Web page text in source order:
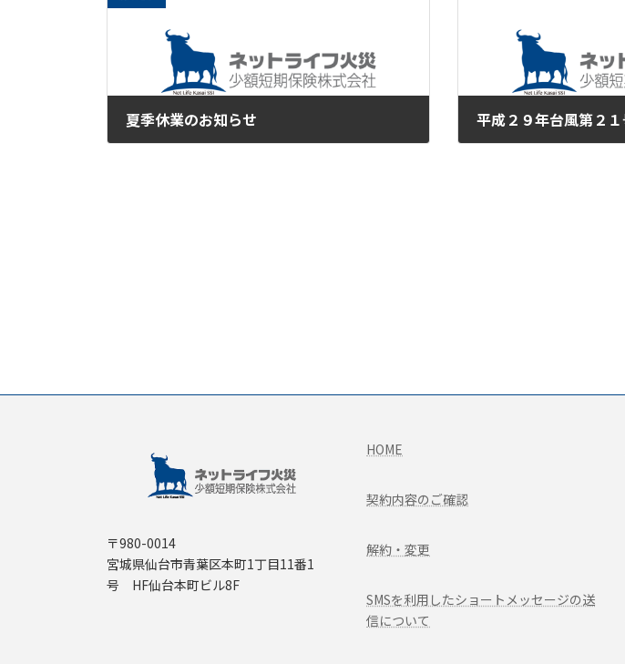
夏季休業のお知らせ
〒980-0014
宮城県仙台市青葉区本町1丁目11番1
号 HF仙台本町ビル8F
HOME
契約内容のご確認
解約・変更
SMSを利用したショートメッセージの送
信について